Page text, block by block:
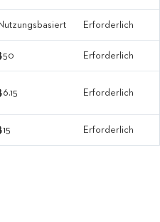
Nutzungsbasiert Erforderlich
Erforderlich
Erforderlich
Erforderlich